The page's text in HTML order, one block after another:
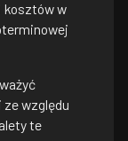
kosztów w
względu
te